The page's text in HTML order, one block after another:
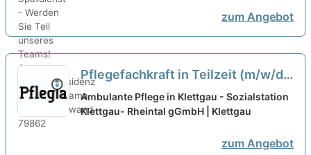
zum Angebot
Pflegefachkraft in Teilzeit (m/w/d)
- Wir bemühen uns um top
Arbeitsbedingungen!
neu
Ambulante Pflege in Klettgau - Sozialstation
Klettgau- Rheintal gGmbH | Klettgau
zum Angebot